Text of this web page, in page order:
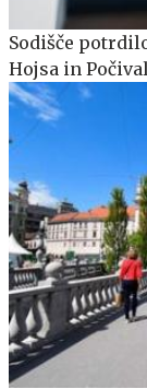
Sodišče
Hojsa in